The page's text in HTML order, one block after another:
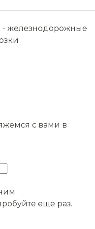
- железнодорожные
с вами в
еще раз.